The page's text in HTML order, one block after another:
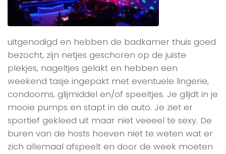
uitgenodigd en hebben de badkamer thuis goed
bezocht, zijn netjes geschoren op de juiste
plekjes, nageltjes gelakt en hebben een
weekend tasje ingepakt met eventuele lingerie,
condooms, glijmiddel en/of speeltjes. Je glijdt in je
mooie pumps en stapt in de auto. Je ziet er
sportief gekleed uit maar niet veeeel te sexy. De
buren van de hosts hoeven niet te weten wat er
zich allemaal afspeelt en door de week moeten